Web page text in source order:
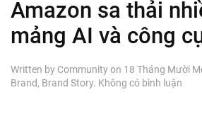
Amazon sa thải
mảng AI và công
Written by Communityon 18 Tháng Mười
Brand, Brand Story. Không có bình luận